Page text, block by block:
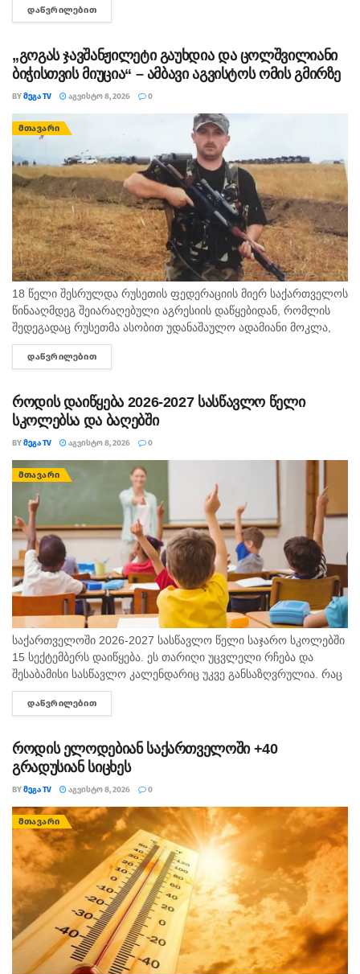
ერთ-ერთ ყველაზე გახმაურებულ სამედიცინო სკანდალად
ᲓᲐᲬᲕᲠᲘᲚᲔᲑᲘᲗ
„გოგას ჯავშანჟილეტი გაუხდია და ცოლშვილიანი
ბიჭისთვის მიუცია“ – ამბავი აგვისტოს ომის გმირზე
BYᲛᲔᲒᲐ TV ᲐᲒᲕᲘᲡᲢᲝ 8, 2026 0
ᲛᲗᲐᲕᲐᲠᲘ
18 წელი შესრულდა რუსეთის ფედერაციის მიერ საქართველოს
წინააღმდეგ შეიარაღებული აგრესიის დაწყებიდან, რომლის
შედეგადაც რუსეთმა ასობით უდანაშაულო ადამიანი მოკლა,
დაიპყრო აფხაზეთი და ცხინვალის რეგიონი. ამ სტატიაში
აგვისტოს გმირი გოგიტა მაკრახიძის შესახებ...
ᲓᲐᲬᲕᲠᲘᲚᲔᲑᲘᲗ
როდის დაიწყება 2026-2027 სასწავლო წელი
სკოლებსა და ბაღებში
BYᲛᲔᲒᲐ TV ᲐᲒᲕᲘᲡᲢᲝ 8, 2026 0
ᲛᲗᲐᲕᲐᲠᲘ
საქართველოში 2026-2027 სასწავლო წელი საჯარო სკოლებში
15 სექტემბერს დაიწყება. ეს თარიღი უცვლელი რჩება და
შესაბამისი სასწავლო კალენდარიც უკვე განსაზღვრულია. რაც
შეეხება საბავშვო ბაღებს, სასწავლო-სააღმზრდელო პროცესი
ასევე 15 სექტემბრიდან განახლდება. თბილისის...
ᲓᲐᲬᲕᲠᲘᲚᲔᲑᲘᲗ
როდის ელოდებიან საქართველოში +40
გრადუსიან სიცხეს
BYᲛᲔᲒᲐ TV ᲐᲒᲕᲘᲡᲢᲝ 8, 2026 0
ᲛᲗᲐᲕᲐᲠᲘ